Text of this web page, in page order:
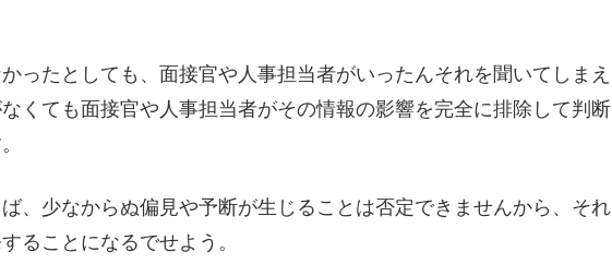
ったとしても、面接官や人事担当者がいったんそれを聞いてしまえ
くても面接官や人事担当者がその情報の影響を完全に排除して判断
、少なからぬ偏見や予断が生じることは否定できませんから、それ
ることになるでせよう。